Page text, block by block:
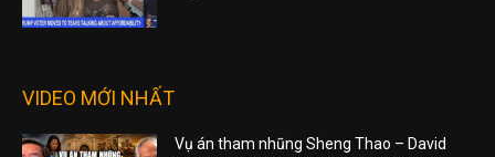
VIDEO MỚI NHẤT
Vụ án tham nhũng Sheng Thao – David